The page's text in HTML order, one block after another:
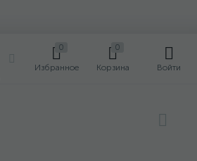
0
Избранное
0
Корзина Войти